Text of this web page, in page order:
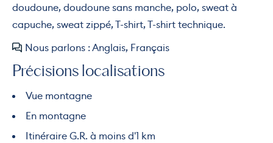
doudoune, doudoune sans manche, polo, sweat à
capuche, sweat zippé, T-shirt, T-shirt technique.
Nous parlons : Anglais, Français
Précisions localisations
Vue montagne
En montagne
Itinéraire G.R. à moins d'1 km